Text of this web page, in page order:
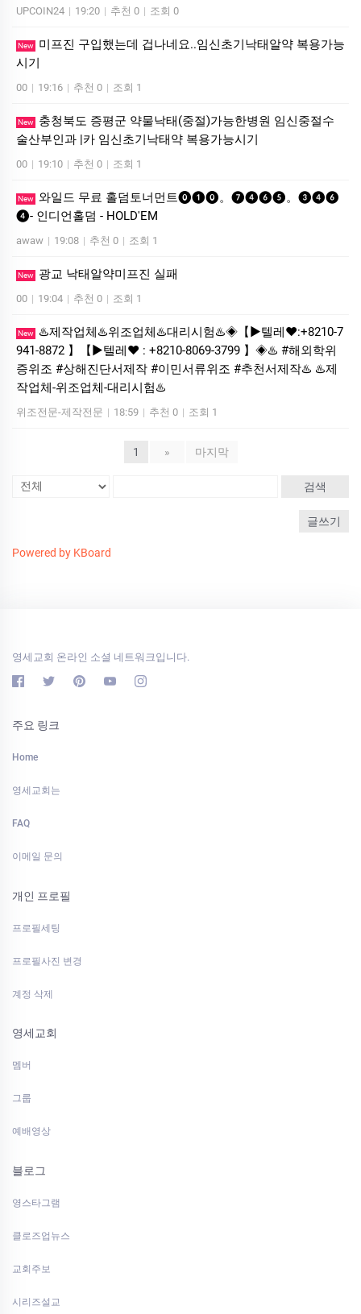
UPCOIN24 | 19:20 | 추천 0 | 조회 0
New
미프진 구입했는데 겁나네요..임신초기낙­태알약 복용가능
시기
00 | 19:16 | 추천 0 | 조회 1
New
충청북도 증평군 약물낙태(중절)가능한병원 임신중절수
술산부인과 |카 임신초기낙­태약 복용가능시기
00 | 19:10 | 추천 0 | 조회 1
New 와일드 무료 홀덤토너먼트⓿❶⓿。❼❹❻❺。❸❹❻
❹- 인디언홀덤 - HOLD'EM
awaw | 19:08 | 추천 0 | 조회 1
New 광교 낙태알약미­프진 실패
00 | 19:04 | 추천 0 | 조회 1
New
♨️제작업체♨️위조업체♨️대리시험♨️◈【▶텔레♥:+8210-7
941-8872 】【▶텔레♥ : +8210-8069-3799 】◈♨️ #해외학위
증위조 #상해진단서제작 #이민서류위조 #추천서제작♨️ ♨️제
작업체-위조업체-대리시험♨️
위조전문-제작전문 | 18:59 | 추천 0 | 조회 1
1 » 마지막
검색
글쓰기
Powered by KBoard
영세교회 온라인 소셜 네트워크입니다.
주요 링크
Home
영세교회는
FAQ
이메일 문의
개인 프로필
프로필세팅
프로필사진 변경
계정 삭제
영세교회
멤버
그룹
예배영상
블로그
영스타그램
클로즈업뉴스
교회주보
시리즈설교